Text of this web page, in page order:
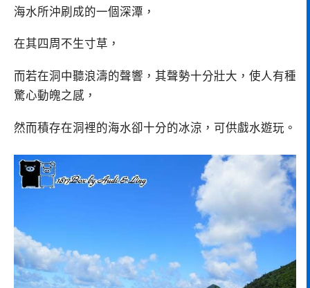
海水所沖刷成的一個深潭，
在其四周不生寸草，
而若在洞中聽浪濤的聲響，其聲勢十分壯大，使人有種
驚心動魄之感，
然而積存在洞裡的海水卻十分的冰涼，可供戲水遊玩。